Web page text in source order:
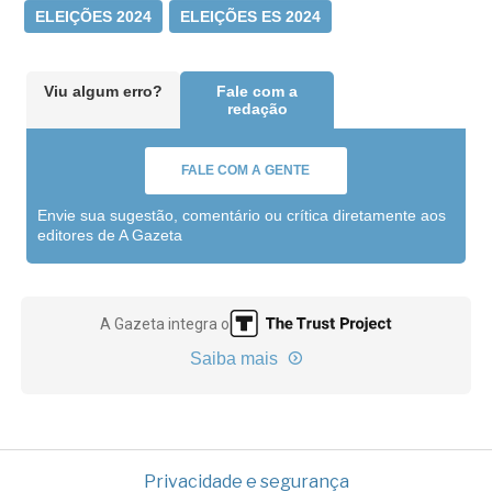
ELEIÇÕES 2024 ELEIÇÕES ES 2024
Viu algum erro?
Fale com a
redação
FALE COM A GENTE
Envie sua sugestão, comentário ou crítica diretamente aos
editores de A Gazeta
A Gazeta integra o
Saiba mais
Privacidade e segurança